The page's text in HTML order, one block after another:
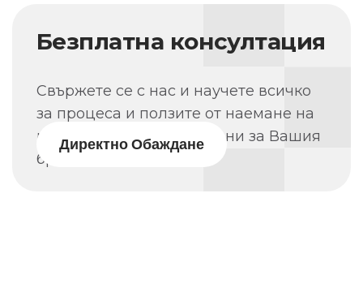
Безплатна консултация
Свържете се с нас и научете всичко
за процеса и ползите от наемане на
работници от трети страни за Вашия
бранш.
Директно Обаждане